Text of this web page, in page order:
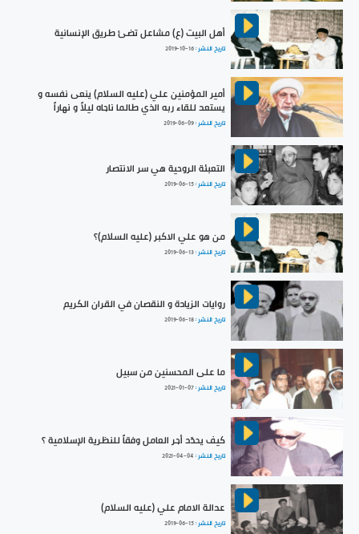
أهل البيت (ع) مشاعل تضئ طريق الإنسانية
تاريخ النشر :2019-10-16
أمير المؤمنين علي (عليه السلام) ينعى نفسه و
يستعد للقاء ربه الذي طالما ناجاه ليلاً و نهاراً
تاريخ النشر :2019-06-09
التعبئة الروحية هي سر الانتصار
تاريخ النشر :2019-06-15
من هو علي الاكبر (عليه السلام)؟
تاريخ النشر :2019-06-13
روايات الزيادة و النقصان في القران الكريم
تاريخ النشر :2019-06-18
ما على المحسنين من سبيل
تاريخ النشر :2021-01-07
كيف يحدّد أجر العامل وفقاً للنظرية الإسلامية ؟
تاريخ النشر : 2021-04-04
عدالة الامام علي (عليه السلام)
تاريخ النشر :2019-06-15